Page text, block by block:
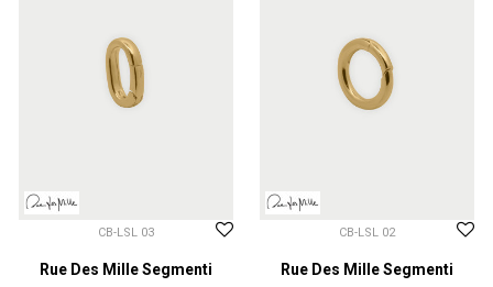
CB-LSL 03
Rue Des Mille Segmenti
CB-LSL 02
Rue Des Mille Segmenti